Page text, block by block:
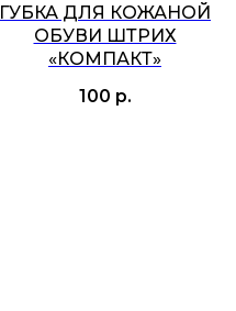
ГУБКА ДЛЯ КОЖАНОЙ
ОБУВИ ШТРИХ
«КОМПАКТ»
100 р.